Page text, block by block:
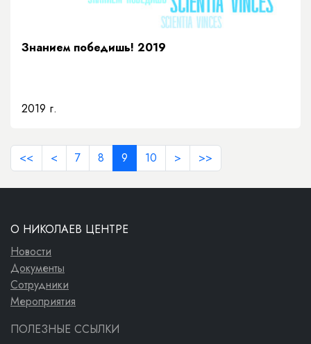
Знанием победишь! 2019
2019 г.
<< < 7 8 9 10 > >>
О НИКОЛАЕВ ЦЕНТРЕ
Новости
Документы
Сотрудники
Мероприятия
ПОЛЕЗНЫЕ ССЫЛКИ